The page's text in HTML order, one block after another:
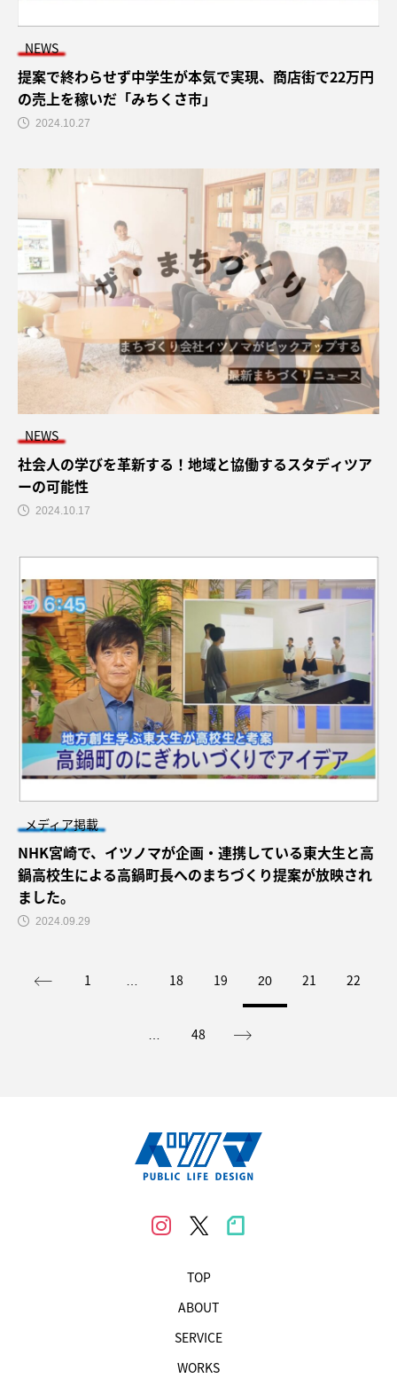
NEWS
提案で終わらせず中学生が本気で実現、商店街で22万円
の売上を稼いだ「みちくさ市」
2024.10.27
NEWS
社会人の学びを革新する！地域と協働するスタディツア
ーの可能性
2024.10.17
メディア掲載
NHK宮崎で、イツノマが企画・連携している東大生と高
鍋高校生による高鍋町長へのまちづくり提案が放映され
ました。
2024.09.29
1 18 19 20 21 22
48
TOP
ABOUT
SERVICE
WORKS